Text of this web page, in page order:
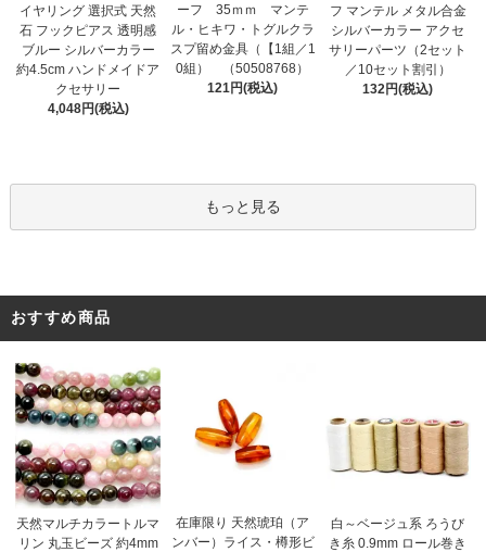
イヤリング 選択式 天然
石 フックピアス 透明感
ブルー シルバーカラー
約4.5cm ハンドメイドア
クセサリー
4,048円(税込)
ーフ 35ｍｍ マンテ
ル・ヒキワ・トグルクラ
スプ留め金具（【1組／1
0組） （50508768）
121円(税込)
フ マンテル メタル合金
シルバーカラー アクセ
サリーパーツ（2セット
／10セット割引）
132円(税込)
もっと見る
おすすめ商品
天然マルチカラートルマ
リン 丸玉ビーズ 約4mm
在庫限り 天然琥珀（ア
ンバー）ライス・樽形ビ
白～ベージュ系 ろうび
き糸 0.9mm ロール巻き